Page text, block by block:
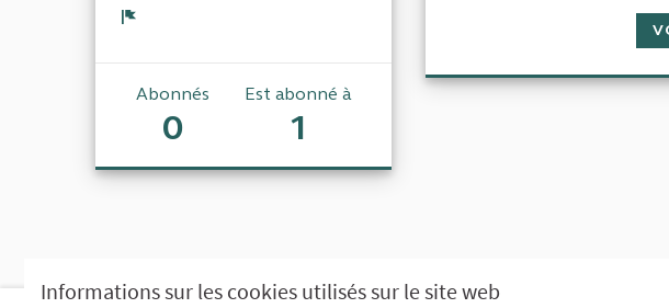
Informations sur les cookies utilisés sur le site web
Abonnés
0
Est abonné à
1